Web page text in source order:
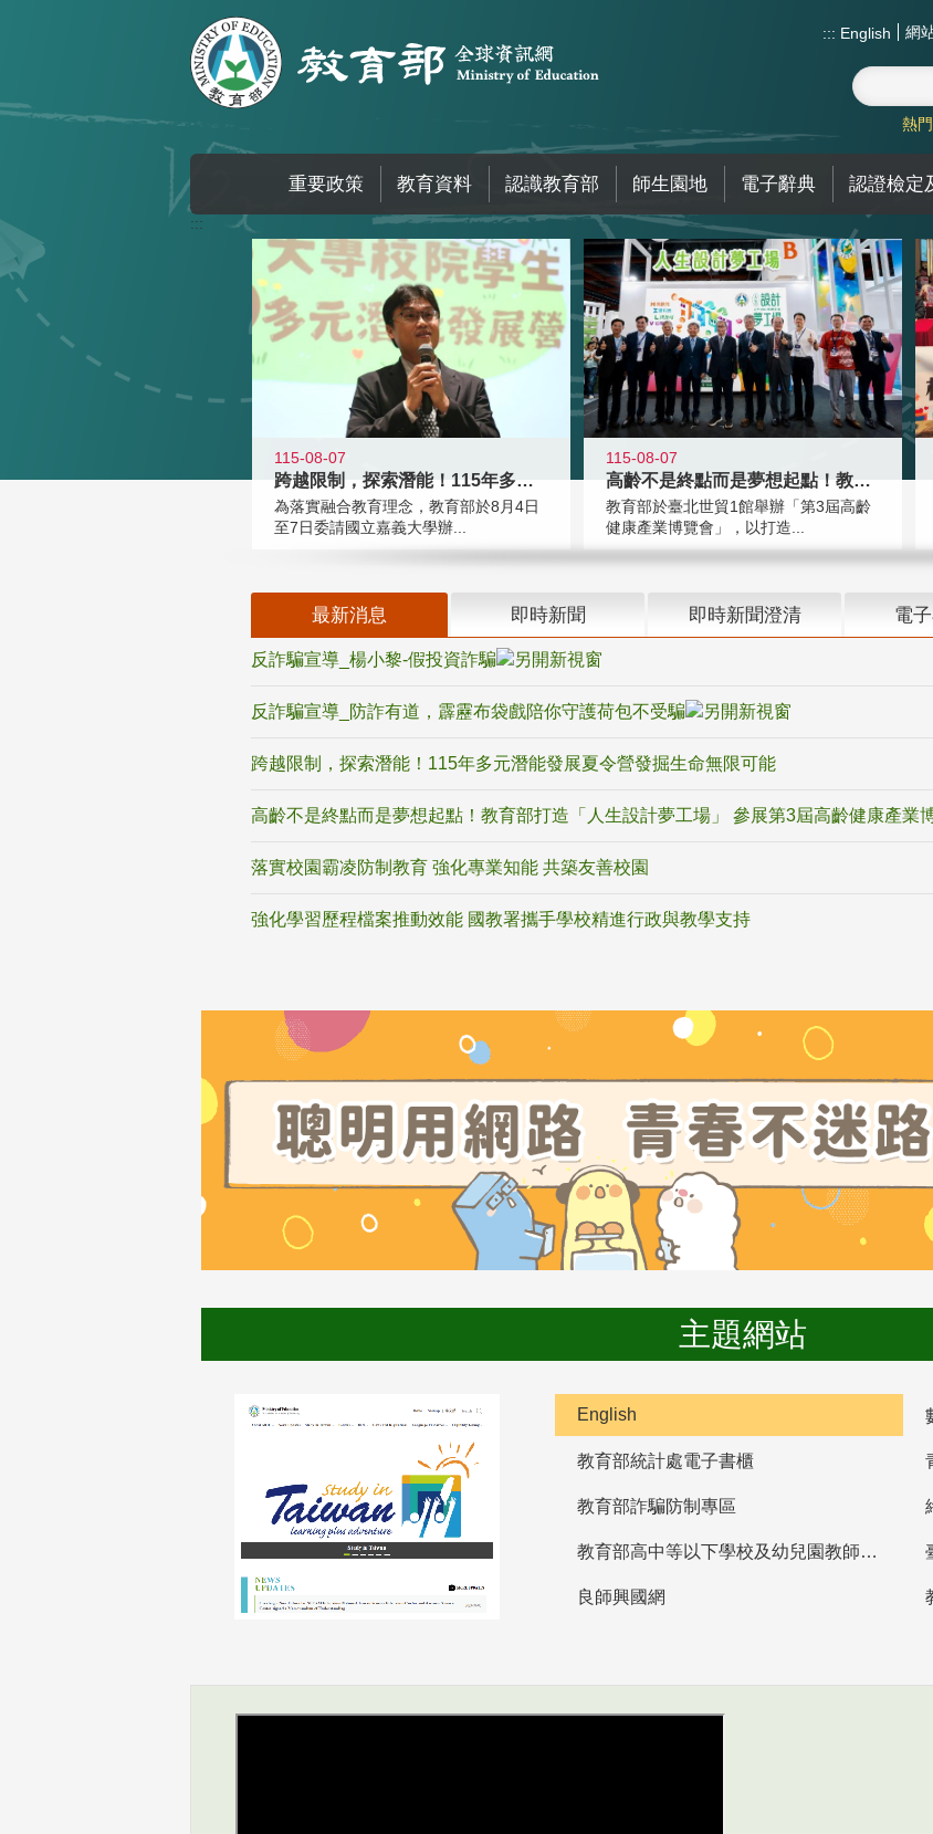
::: English 網
熱
重要政策 教育資料 認識教育部 師生園地 電子辭典 認證檢定
:::
115-08-07
跨越限制，探索潛能！115年多元潛
為落實融合教育理念，教育部於8月4日
至7日委請國立嘉義大學辦...
115-08-07
高齡不是終點而是夢想起點！教育部打
教育部於臺北世貿1館舉辦「第3屆高齡
健康產業博覽會」，以打造...
最新消息 即時新聞 即時新聞澄清 電
反詐騙宣導_楊小黎-假投資詐騙
反詐騙宣導_防詐有道，霹靂布袋戲陪你守護荷包不受騙
跨越限制，探索潛能！115年多元潛能發展夏令營發掘生命無限可能
高齡不是終點而是夢想起點！教育部打造「人生設計夢工場」 參展第3屆高齡健康產業
落實校園霸凌防制教育 強化專業知能 共築友善校園
強化學習歷程檔案推動效能 國教署攜手學校精進行政與教學支持
主題網站
English
教育部統計處電子書櫃
教育部詐騙防制專區
教育部高中等以下學校及幼兒園教師資格檢定考試
良師興國網